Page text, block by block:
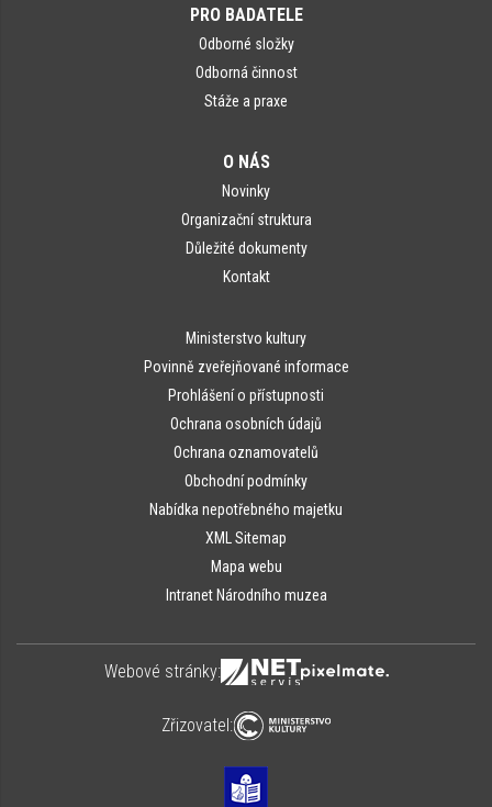
PRO BADATELE
Odborné složky
Odborná činnost
Stáže a praxe
O NÁS
Novinky
Organizační struktura
Důležité dokumenty
Kontakt
Ministerstvo kultury
Povinně zveřejňované informace
Prohlášení o přístupnosti
Ochrana osobních údajů
Ochrana oznamovatelů
Obchodní podmínky
Nabídka nepotřebného majetku
XML Sitemap
Mapa webu
Intranet Národního muzea
Webové stránky:
Zřizovatel: